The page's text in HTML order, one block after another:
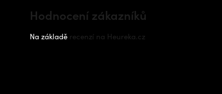
Hodnocení zákazníků
Na základě recenzí na Heureka.cz